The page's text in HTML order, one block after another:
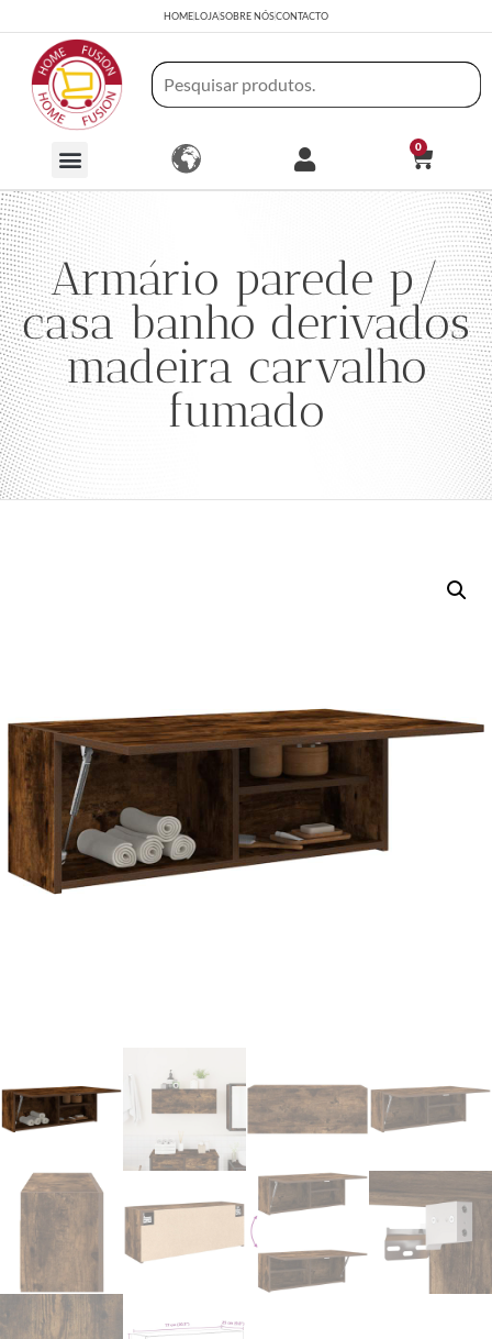
HOMELOJASOBRE NÓSCONTACTO
0
Armário parede p/
casa banho derivados
madeira carvalho
fumado